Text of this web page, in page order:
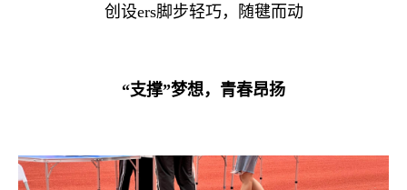
创设ers脚步轻巧，随毽而动
“支撑”梦想，青春昂扬